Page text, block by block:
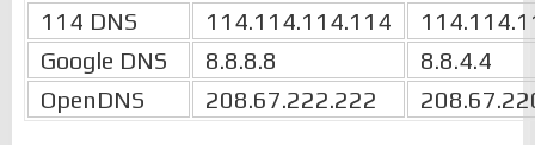
114 DNS
114.114.114.114
Google DNS
8.8.8.8
8.8.4.4
OpenDNS
208.67.222.222